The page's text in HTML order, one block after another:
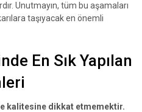
Unutmayın, tüm bu aşamaları
taşıyacak en önemli
En Sık Yapılan
kalitesine dikkat etmemektir.